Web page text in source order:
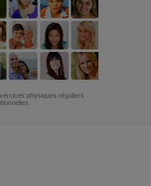
physiques réguliers